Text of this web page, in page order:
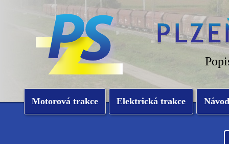
Motorová trakce Elektrická trakce